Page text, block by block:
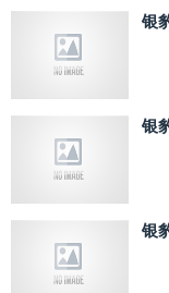
银
银
银